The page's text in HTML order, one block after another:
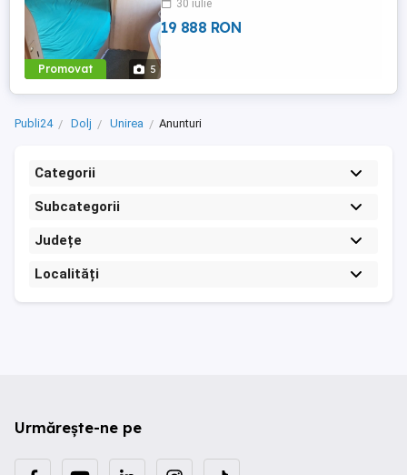
Promovat 5
multe detalii puteți apela numărul de Tell
caravana se afla la UNIREA jud.DOLJ.
30 iulie
19 888 RON
Publi24 Dolj Unirea Anunturi
Categorii
Subcategorii
Județe
Localități
Urmărește-ne pe